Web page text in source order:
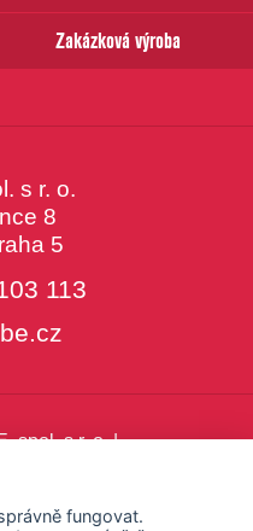
Zakázková výroba
s r. o.
8
5
113
spol. s r. o. |
fungovat.